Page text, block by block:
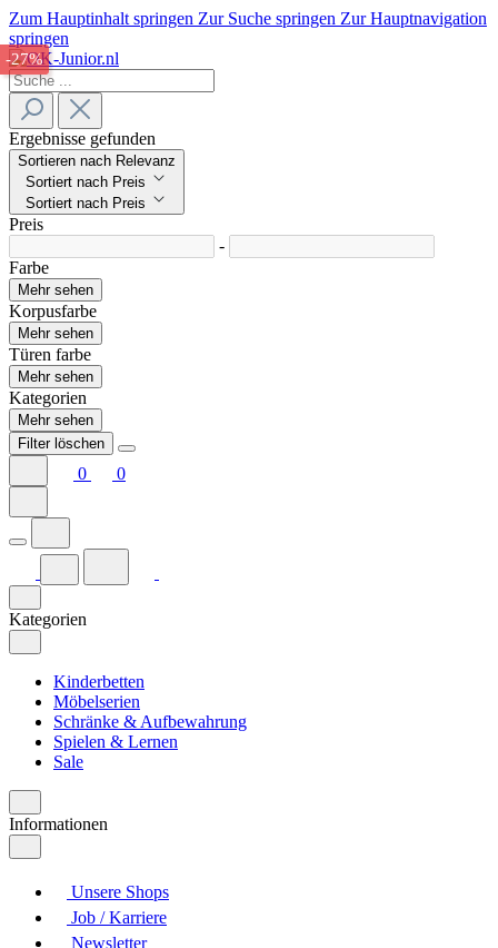
Zum Hauptinhalt springen Zur Suche springen Zur Hauptnavigation
springen
Ergebnisse gefunden
Sortieren nach Relevanz
Sortiert nach Preis
Sortiert nach Preis
Preis
-
Farbe
Mehr sehen
Korpusfarbe
Mehr sehen
Türen farbe
Mehr sehen
Kategorien
Mehr sehen
Filter löschen
0 0
Kategorien
Kinderbetten
Möbelserien
Schränke & Aufbewahrung
Spielen & Lernen
Sale
Informationen
Unsere Shops
Job / Karriere
Newsletter
-27%